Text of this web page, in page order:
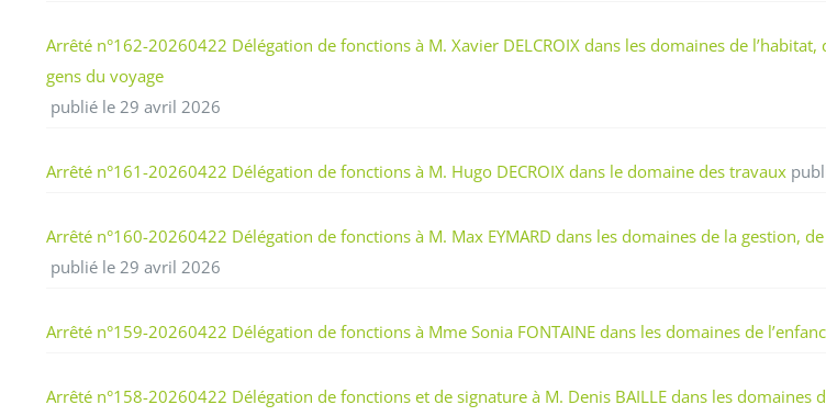
Arrêté n°162-20260422 Délégation de fonctions à M. Xavier DELCROIX dans les domaines de
gens du voyage
publié le 29 avril 2026
Arrêté n°161-20260422 Délégation de fonctions à M. Hugo DECROIX dans le domaine des travaux
Arrêté n°160-20260422 Délégation de fonctions à M. Max EYMARD dans les domaines de la gestion,
publié le 29 avril 2026
Arrêté n°159-20260422 Délégation de fonctions à Mme Sonia FONTAINE dans les domaines de
Arrêté n°158-20260422 Délégation de fonctions et de signature à M. Denis BAILLE dans les domaines